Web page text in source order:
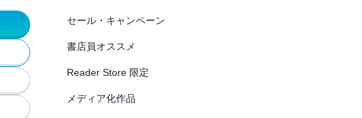
セール・キャンペーン
書店員オススメ
Reader Store 限定
メディア化作品